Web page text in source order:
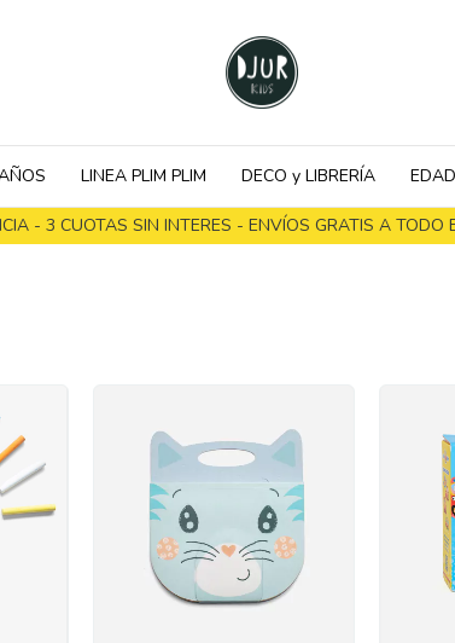
- 3 CUOTAS SIN INTERES - ENVÍOS GRATIS A TODO
LINEA PLIM PLIM DECO y LIBRERÍA EDAD